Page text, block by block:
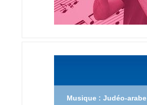
Musique : Judéo-arabe